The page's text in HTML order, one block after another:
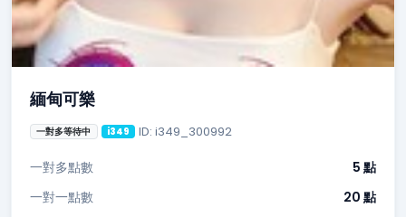
緬甸可樂
一對多等待中 i349 ID: i349_300992
一對多點數
5 點
一對一點數
20 點